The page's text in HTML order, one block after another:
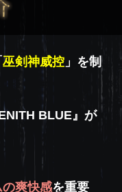
巫剣神威控 」を制
BLUE』が
爽快感を重要